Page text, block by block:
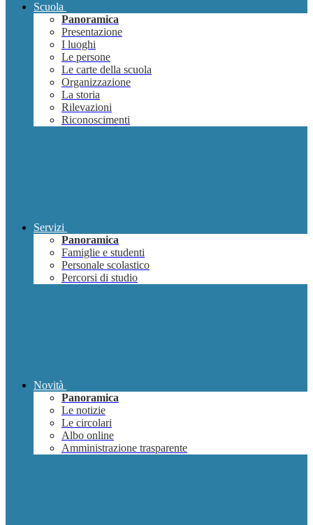
Scuola
Panoramica
Presentazione
I luoghi
Le persone
Le carte della scuola
Organizzazione
La storia
Rilevazioni
Riconoscimenti
Servizi
Panoramica
Famiglie e studenti
Personale scolastico
Percorsi di studio
Novità
Panoramica
Le notizie
Le circolari
Albo online
Amministrazione trasparente